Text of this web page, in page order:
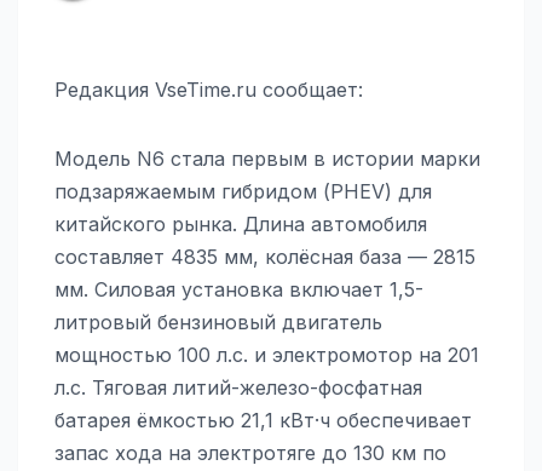
Редакция VseTime.ru сообщает:
Модель N6 стала первым в истории марки
подзаряжаемым гибридом (PHEV) для
китайского рынка. Длина автомобиля
составляет 4835 мм, колёсная база — 2815
мм. Силовая установка включает 1,5-
литровый бензиновый двигатель
мощностью 100 л.с. и электромотор на 201
л.с. Тяговая литий-железо-фосфатная
батарея ёмкостью 21,1 кВт·ч обеспечивает
запас хода на электротяге до 130 км по